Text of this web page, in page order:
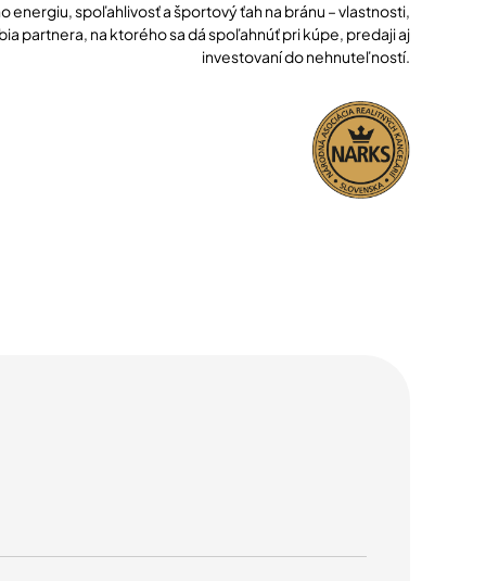
energiu, spoľahlivosť a športový ťah na bránu – vlastnosti,
partnera, na ktorého sa dá spoľahnúť pri kúpe, predaji aj
investovaní do nehnuteľností.